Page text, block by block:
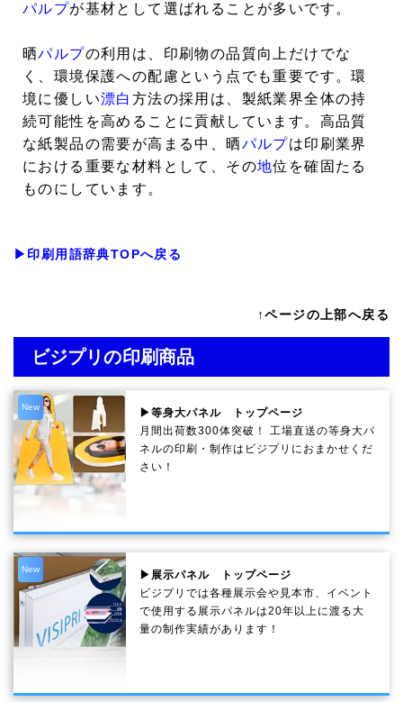
パルプが基材として選ばれることが多いです。
晒パルプの利用は、印刷物の品質向上だけでな
く、環境保護への配慮という点でも重要です。環
境に優しい漂白 方法の採用は、製紙業界全体の持
続可能性を高めることに貢献しています。高品質
な紙製品の需要が高まる中、晒パルプは印刷業界
における重要な材料として、その地位を確固たる
ものにしています。
▶印刷用語辞典TOPへ戻る
↑ページの上部へ戻る
ビジプリの印刷商品
New
▶等身大パネル トップページ
月間出荷数300体突破！ 工場直送の等身大パ
ネルの印刷・制作は ビジプリ におまかせくだ
さい！
New
▶展示パネル トップページ
ビジプリでは各種展示会や見本市、イベント
で使用する展示パネルは20年以上に渡る大
量の制作実績があります！